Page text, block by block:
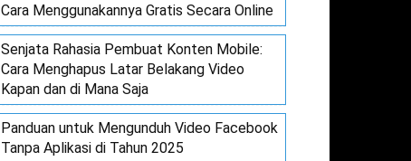
Cara Menggunakannya Gratis Secara Online
Senjata Rahasia Pembuat Konten Mobile:
Cara Menghapus Latar Belakang Video
Kapan dan di Mana Saja
Panduan untuk Mengunduh Video Facebook
Tanpa Aplikasi di Tahun 2025